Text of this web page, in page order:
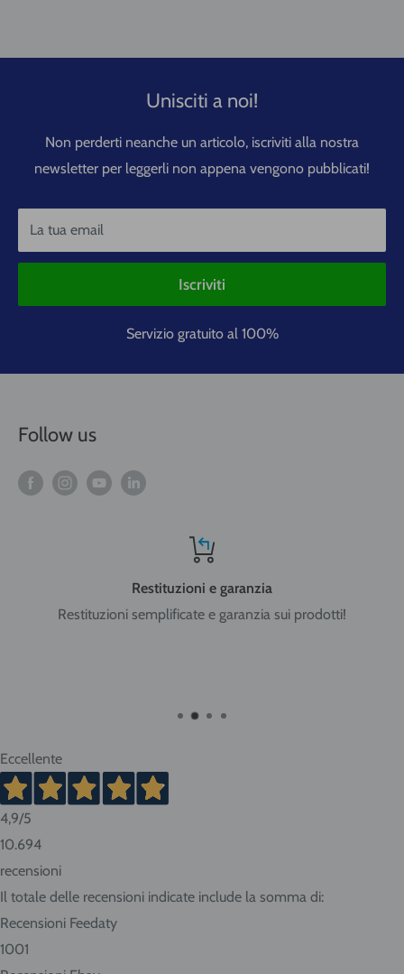
Unisciti a noi!
Non perderti neanche un articolo, iscriviti alla nostra
newsletter per leggerli non appena vengono pubblicati!
La tua email
Iscriviti
Servizio gratuito al 100%
Follow us
Restituzioni e garanzia
Restituzioni semplificate e garanzia sui prodotti!
Eccellente
4,9/5
10.694
recensioni
Il totale delle recensioni indicate include la somma di:
Recensioni Feedaty
1001